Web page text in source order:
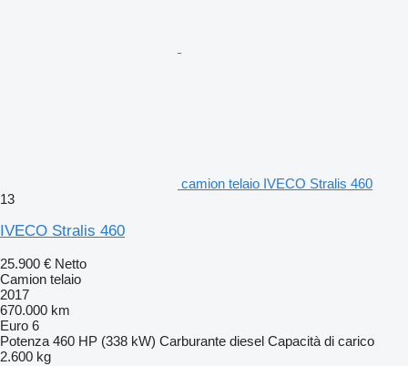
camion telaio IVECO Stralis 460
13
IVECO Stralis 460
25.900 € Netto
Camion telaio
2017
670.000 km
Euro 6
Potenza 460 HP (338 kW) Carburante diesel Capacità di carico
2.600 kg